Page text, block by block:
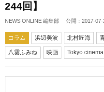
244回】
NEWS ONLINE 編集部 公開： 2017-07-
コラム 浜辺美波 北村匠海
八雲ふみね 映画 Tokyo